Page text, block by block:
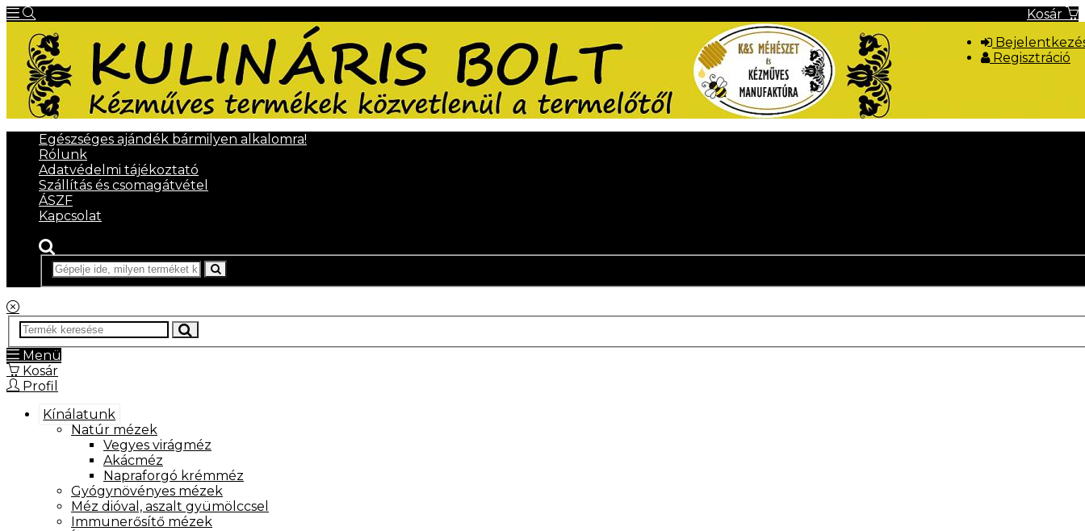
Kosár
Regisztráció
Egészséges ajándék bármilyen alkalomra!
Rólunk
Adatvédelmi tájékoztató
Szállítás és csomagátvétel
ÁSZF
Kapcsolat
Menü
Kosár
Profil
Kínálatunk
Natúr mézek
Vegyes virágméz
Akácméz
Napraforgó krémméz
Gyógynövényes mézek
Méz dióval, aszalt gyümölccsel
Immunerősítő mézek